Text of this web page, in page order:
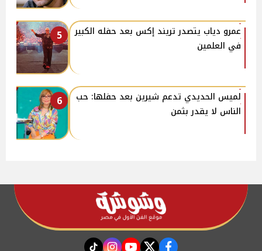
5
عمرو دياب يتصدر تريند إكس بعد حفله الكبير
في العلمين
6
لميس الحديدي تدعم شيرين بعد حفلها: حب
الناس لا يقدر بثمن